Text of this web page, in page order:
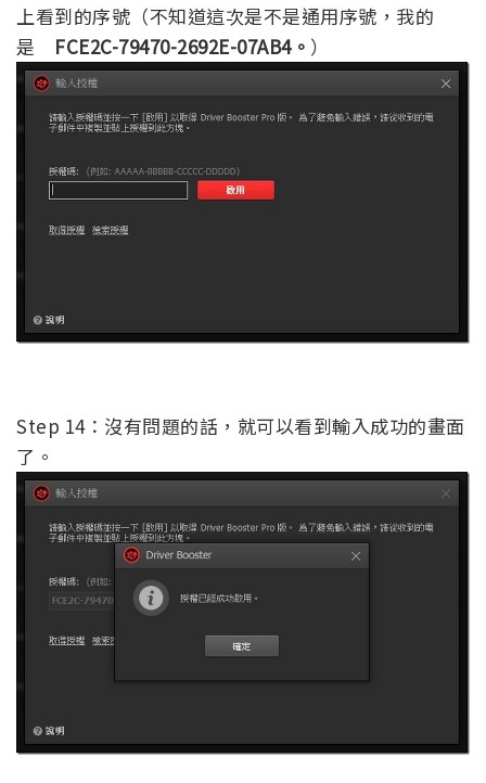
上看到的序號（不知道這次是不是通用序號，我的
是 FCE2C-79470-2692E-07AB4。 ）
Step 14：沒有問題的話，就可以看到輸入成功的畫面
了。